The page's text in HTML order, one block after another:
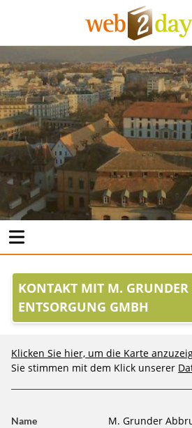
KONTAKT MIT M.
ENTSORGUNG GMBH
Klicken Sie hier, um die Karte
Sie stimmen mit dem Klick unserer
Name
M. Grunder